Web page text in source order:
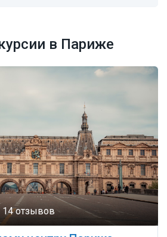
в Париже
14 отзывов